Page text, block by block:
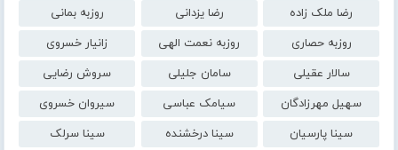
رضا ملک زاده
رضا یزدانی
روزبه بمانی
روزبه حصاری
روزبه نعمت الهی
زانیار خسروی
سالار عقیلی
سامان جلیلی
سروش رضایی
سهیل مهرزادگان
سیامک عباسی
سیروان خسروی
سینا پارسیان
سینا درخشنده
سینا سرلک